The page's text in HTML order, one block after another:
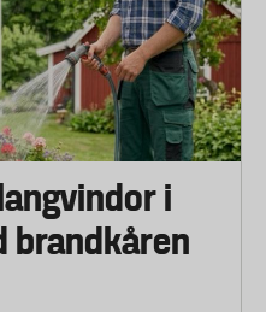
i
brandkåren